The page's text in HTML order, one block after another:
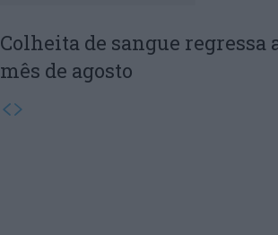
Colheita de sangue
mês de agosto